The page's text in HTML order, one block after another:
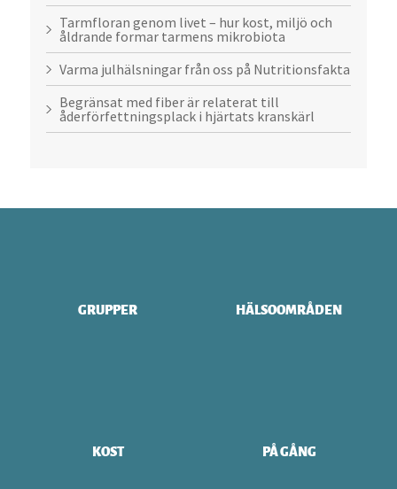
Tarmfloran genom livet – hur kost, miljö och
åldrande formar tarmens mikrobiota
Varma julhälsningar från oss på Nutritionsfakta
Begränsat med fiber är relaterat till
åderförfettningsplack i hjärtats kranskärl
GRUPPER HÄLSOOMRÅDEN
KOST PÅ GÅNG